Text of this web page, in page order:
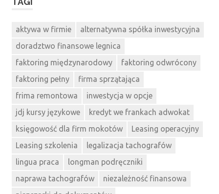
aktywa w firmie
alternatywna spółka inwestycyjna
doradztwo finansowe legnica
faktoring międzynarodowy
faktoring odwrócony
faktoring pełny
firma sprzątająca
frima remontowa
inwestycja w opcje
jdj kursy językowe
kredyt we frankach adwokat
księgowość dla firm mokotów
Leasing operacyjny
Leasing szkolenia
legalizacja tachografów
lingua praca
longman podręczniki
naprawa tachografów
niezależność finansowa